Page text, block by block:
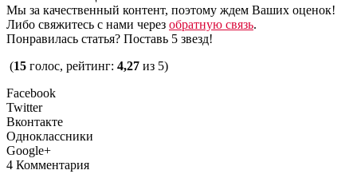
Мы за качественный контент, поэтому ждем Ваших оценок!
Либо свяжитесь с нами через обратную связь.
Понравилась статья? Поставь 5 звезд!
(15 голос, рейтинг: 4,27 из 5)
Facebook
Twitter
Вконтакте
Одноклассники
Google+
4 Комментария